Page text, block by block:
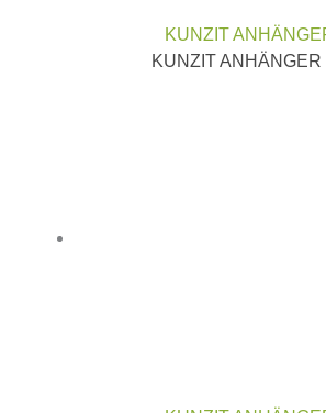
KUNZIT
KUNZIT ANHÄNGER